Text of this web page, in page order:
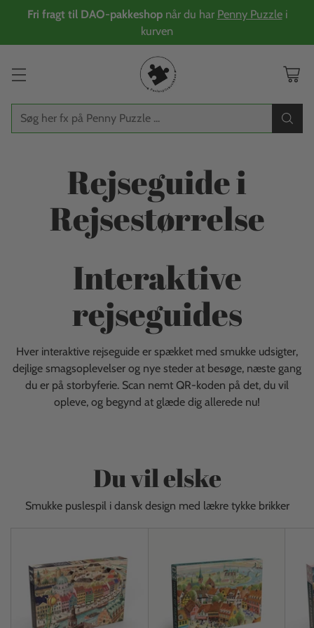
Fri fragt til DAO-pakkeshopnår du har Penny Puzzlei
kurven
Søg her fx på Penny Puzzle ...
Rejseguide i
Rejsestørrelse
Interaktive
rejseguides
Hver interaktive rejseguide er spækket med smukke udsigter,
dejlige smagsoplevelser og nye steder at besøge, næste gang
du er på storbyferie. Scan nemt QR-koden på det, du vil
opleve, og begynd at glæde dig allerede nu!
Du vil elske
Smukke puslespil i dansk design med lækre tykke brikker